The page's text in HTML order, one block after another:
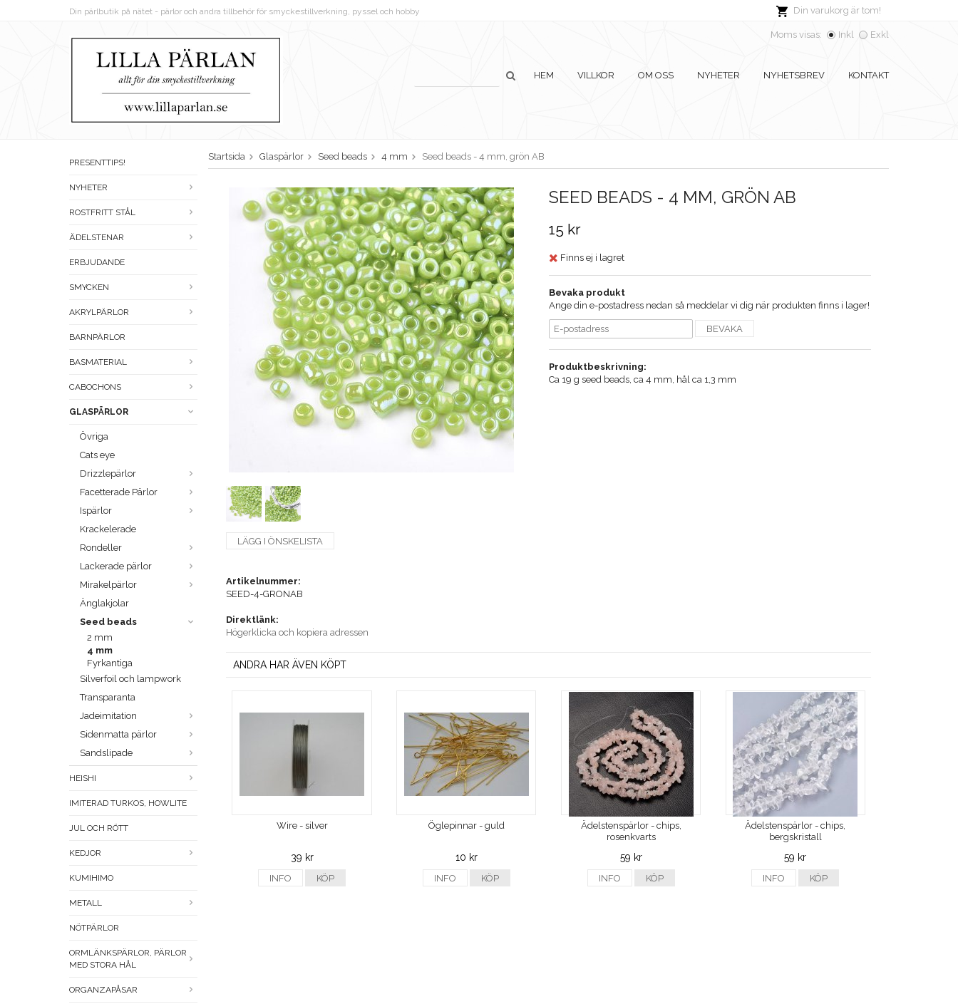
Din varukorg är tom!
Din pärlbutik på nätet - pärlor och andra tillbehör för smyckestillverkning, pyssel och hobby
Moms visas: Inkl Exkl
HEM VILLKOR OM OSS NYHETER NYHETSBREV KONTAKT
PRESENTTIPS!
NYHETER
ROSTFRITT STÅL
ÄDELSTENAR
ERBJUDANDE
SMYCKEN
AKRYLPÄRLOR
BARNPÄRLOR
BASMATERIAL
CABOCHONS
GLASPÄRLOR
Övriga
Cats eye
Drizzlepärlor
Facetterade Pärlor
Ispärlor
Krackelerade
Rondeller
Lackerade pärlor
Mirakelpärlor
Änglakjolar
Seed beads
2 mm
4 mm
Fyrkantiga
Silverfoil och lampwork
Transparanta
Jadeimitation
Sidenmatta pärlor
Sandslipade
HEISHI
IMITERAD TURKOS, HOWLITE
JUL OCH RÖTT
KEDJOR
KUMIHIMO
METALL
NÖTPÄRLOR
ORMLÄNKSPÄRLOR, PÄRLOR
MED STORA HÅL
ORGANZAPÅSAR
Startsida Glaspärlor Seed beads 4 mm Seed beads - 4 mm, grön AB
SEED BEADS - 4 MM, GRÖN AB
15 kr
Finns ej i lagret
Bevaka produkt
Ange din e-postadress nedan så meddelar vi dig när produkten finns i lager!
BEVAKA
Produktbeskrivning:
Ca 19 g seed beads, ca 4 mm, hål ca 1,3 mm
LÄGG I ÖNSKELISTA
Artikelnummer:
SEED-4-GRONAB
Direktlänk:
Högerklicka och kopiera adressen
ANDRA HAR ÄVEN KÖPT
Wire - silver
39 kr
INFO KÖP
Öglepinnar - guld
10 kr
INFO KÖP
Ädelstenspärlor - chips,
rosenkvarts
59 kr
INFO KÖP
Ädelstenspärlor - chips,
bergskristall
59 kr
INFO KÖP